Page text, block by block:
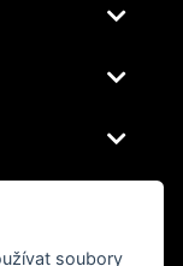
soubory